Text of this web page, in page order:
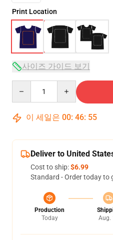
Print Location
사이즈 가이드 보기
이 세일은 00: 46: 54
Deliver to United
Cost to ship:$6.99
Standard - Order today to
Production
Today
Aug.